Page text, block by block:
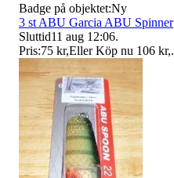
Badge på objektet:Ny
3 st ABU Garcia ABU Spinner
Sluttid11 aug 12:06.
Pris:75 kr,Eller Köp nu 106 kr,.